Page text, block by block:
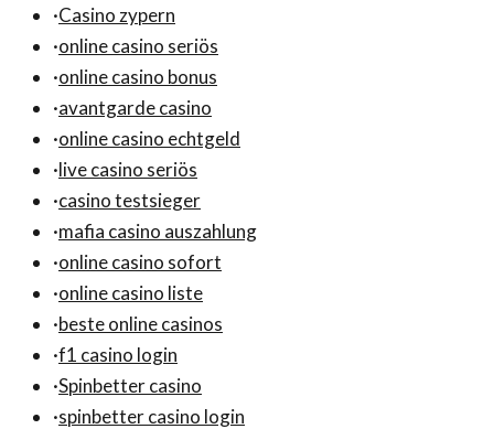
·Casino zypern
·online casino seriös
·online casino bonus
·avantgarde casino
·online casino echtgeld
·live casino seriös
·casino testsieger
·mafia casino auszahlung
·online casino sofort
·online casino liste
·beste online casinos
·f1 casino login
·Spinbetter casino
·spinbetter casino login